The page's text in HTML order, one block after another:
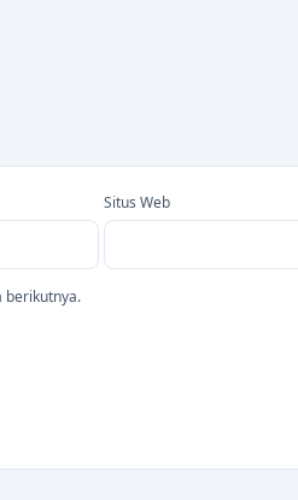
Situs Web
berikutnya.